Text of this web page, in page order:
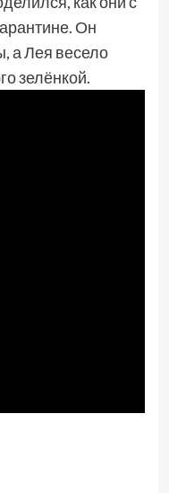
Он
а Лея весело
зелёнкой.